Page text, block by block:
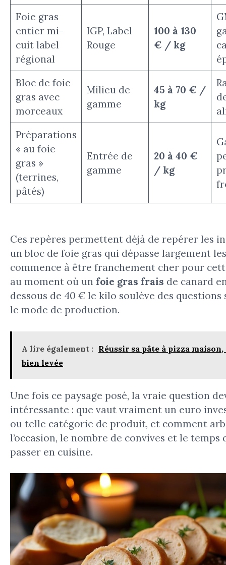
Foie gras
entier mi-
cuit label
régional
IGP, Label
Rouge
100 à 130
€ / kg
Bloc de foie
gras avec
morceaux
Milieu de
gamme
45 à 70 € /
kg
Préparations
« au foie
gras »
(terrines,
pâtés)
Entrée de
gamme
20 à 40 €
/ kg
Ces repères permettent déjà de repérer les
un bloc de foie gras qui dépasse largement
commence à être franchement cher pour
au moment où un foie gras frais de canard
dessous de 40 € le kilo soulève des questions
le mode de production.
A lire également : Réussir sa pâte à pizza
bien levée
Une fois ce paysage posé, la vraie question
intéressante : que vaut vraiment un euro
ou telle catégorie de produit, et comment
l’occasion, le nombre de convives et le temps
passer en cuisine.